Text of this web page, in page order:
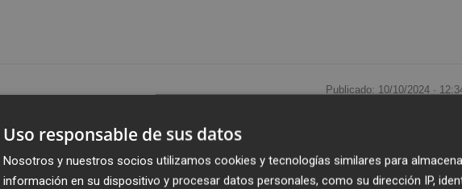
Publicado: 10/10/2024 ·
del Instituto Murciano de Investigación y Desarrollo Agrario y
en la feria Fruit Attraction los últimos avances y nuevas
Uso responsable de sus datos
Nosotros y nuestros socios utilizamos cookies y tecnologías similares para
información en su dispositivo y procesar datos personales, como su dirección IP,